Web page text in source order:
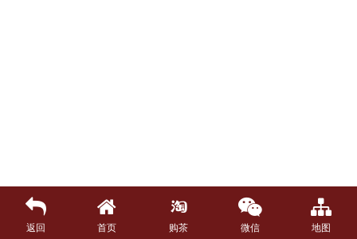
返回 首页 购茶 微信 地图